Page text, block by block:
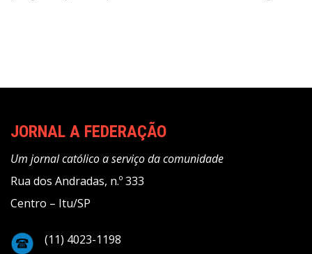
JORNAL A FEDERAÇÃO
Um jornal católico a serviço da comunidade
Rua dos Andradas, n.º 333
Centro – Itu/SP
(11) 4023-1198